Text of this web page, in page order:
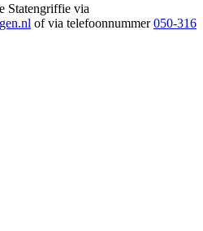
Statengriffie via
of via telefoonnummer 050-316